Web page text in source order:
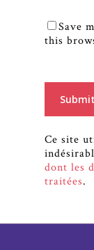
Save
this
Ce site
dont les
traitées.